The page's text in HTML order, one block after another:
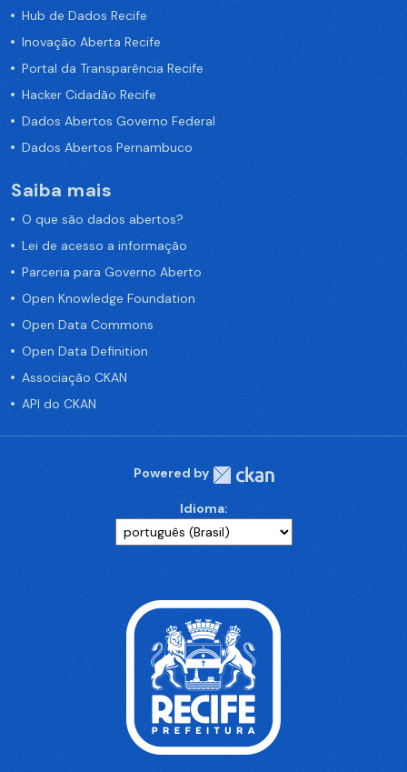
Hub de Dados Recife
Inovação Aberta Recife
Portal da Transparência Recife
Hacker Cidadão Recife
Dados Abertos Governo Federal
Dados Abertos Pernambuco
Saiba mais
O que são dados abertos?
Lei de acesso a informação
Parceria para Governo Aberto
Open Knowledge Foundation
Open Data Commons
Open Data Definition
Associação CKAN
API do CKAN
Powered by
Idioma